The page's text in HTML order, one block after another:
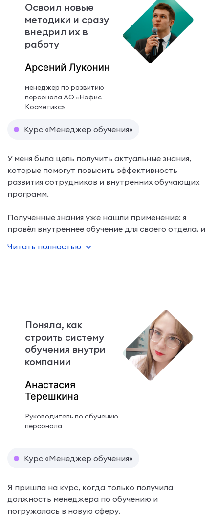
Освоил новые
методики и сразу
внедрил их в
работу
Арсений Луконин
менеджер по развитию
персонала АО «Нэфис
Косметикс»
Курс «Менеджер обучения»
У меня была цель получить актуальные знания,
которые помогут повысить эффективность
развития сотрудников и внутренних обучающих
программ.
Полученные знания уже нашли применение: я
провёл внутреннее обучение для своего отдела, и
новых подходов. В частности, полезными
Читать полностью
Поняла, как
строить систему
обучения внутри
компании
Анастасия
Терешкина
Руководитель по обучению
персонала
Курс «Менеджер обучения»
Я пришла на курс, когда только получила
должность менеджера по обучению и
погружалась в новую сферу.